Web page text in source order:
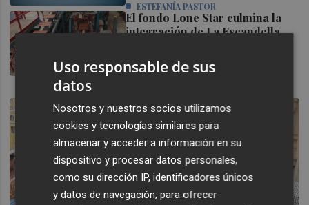
ESTEFANÍA PASTOR
El fondo Lone Star culmina la
integración de La Escandella
Borja
Uso responsable de sus
datos
Nosotros y nuestros socios utilizamos
cookies y tecnologías similares para
almacenar y acceder a información en su
dispositivo y procesar datos personales,
como su dirección IP, identificadores únicos
y datos de navegación, para ofrecer